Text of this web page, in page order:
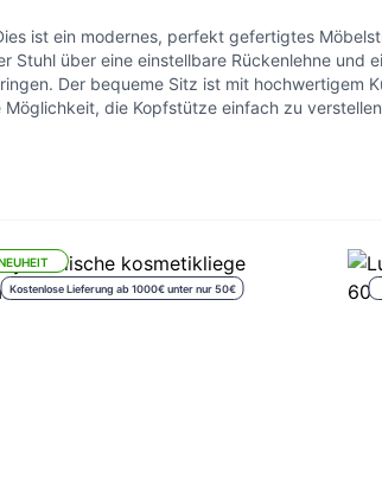
ist ein modernes, perfekt gefertigtes
Stuhl über eine einstellbare Rückenlehne
Der bequeme Sitz ist mit
die Kopfstütze einfach zu
Kostenlose Lieferung ab 1000€ unter nur 50€